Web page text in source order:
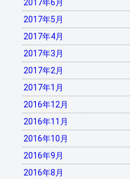
2017年6月
2017年5月
2017年4月
2017年3月
2017年2月
2017年1月
2016年12月
2016年11月
2016年10月
2016年9月
2016年8月